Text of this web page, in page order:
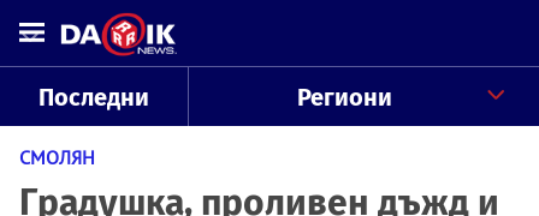
Последни Региони
СМОЛЯН
Градушка, проливен дъжд и